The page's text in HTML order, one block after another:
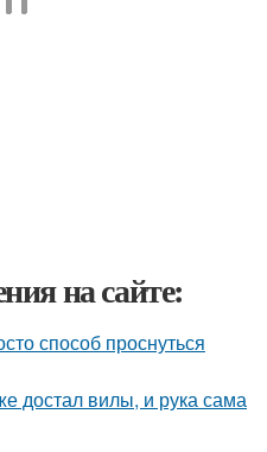
на сайте:
способ проснуться
достал вилы, и рука сама